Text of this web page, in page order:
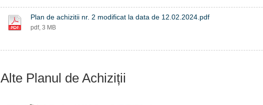
Plan de achizitii nr. 2 modificat la data de 12.02.2024.pdf
pdf, 3 MB
Alte Planul de Achiziții